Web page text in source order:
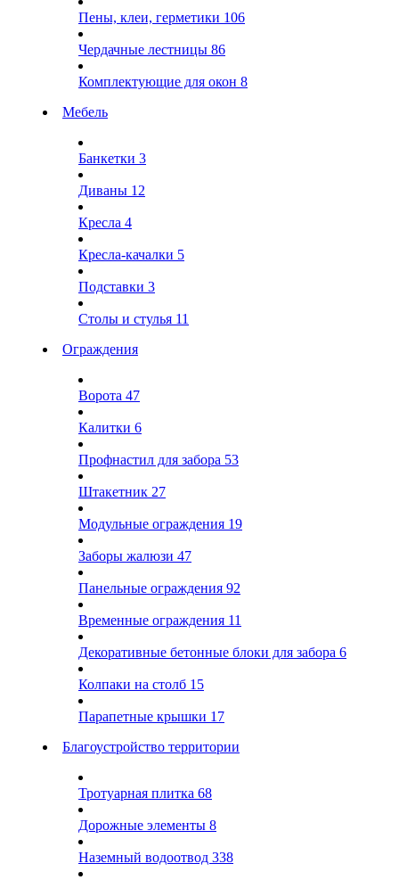
Пены, клеи, герметики 106
Чердачные лестницы 86
Комплектующие для окон 8
Мебель
Банкетки 3
Диваны 12
Кресла 4
Кресла-качалки 5
Подставки 3
Столы и стулья 11
Ограждения
Ворота 47
Калитки 6
Профнастил для забора 53
Штакетник 27
Модульные ограждения 19
Заборы жалюзи 47
Панельные ограждения 92
Временные ограждения 11
Декоративные бетонные блоки для забора 6
Колпаки на столб 15
Парапетные крышки 17
Благоустройство территории
Тротуарная плитка 68
Дорожные элементы 8
Наземный водоотвод 338